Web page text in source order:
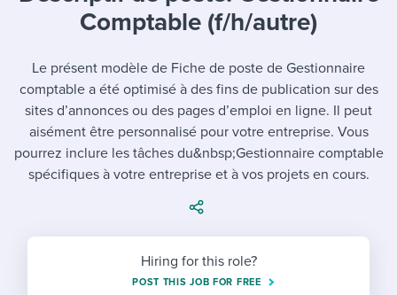
Mobilizing AI in my work
Evaluating candidates
Working together with others
Maintaining hiring pipelines
Ensuring compliance
Templates & Guides
I WANT...
Job description templates
Interview question templates
Policy templates
Step-by-step tutorials
I WANT TO LEARN ABOUT...
Applying for a job
Interview process
Pay & benefits
Career development
Attend webinars & events
Workable customer stories
Explore Workable
Start a free trial
Comptable (f/h/autre)
Le présent modèle de Fiche de poste de Gestionnaire
comptable a été optimisé à des fins de publication sur des
sites d’annonces ou des pages d’emploi en ligne. Il peut
aisément être personnalisé pour votre entreprise. Vous
pourrez inclure les tâches du&nbsp;Gestionnaire comptable
spécifiques à votre entreprise et à vos projets en cours.
Hiring for this role?
POST THIS JOB FOR FREE